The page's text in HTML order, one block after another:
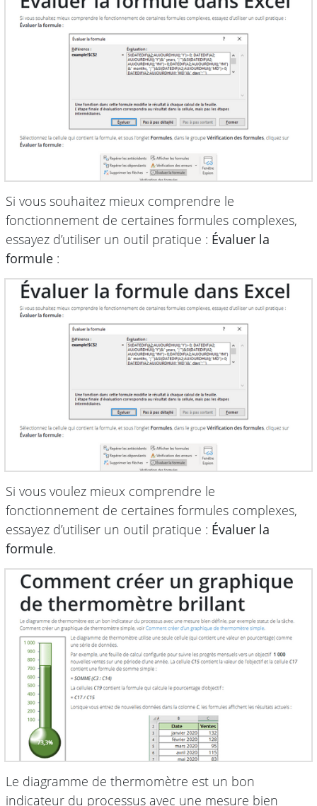
Si vous souhaitez mieux comprendre le
fonctionnement de certaines formules complexes,
essayez d’utiliser un outil pratique : Évaluer la
formule :
Si vous voulez mieux comprendre le
fonctionnement de certaines formules complexes,
essayez d’utiliser un outil pratique : Évaluer la
formule.
Le diagramme de thermomètre est un bon
indicateur du processus avec une mesure bien